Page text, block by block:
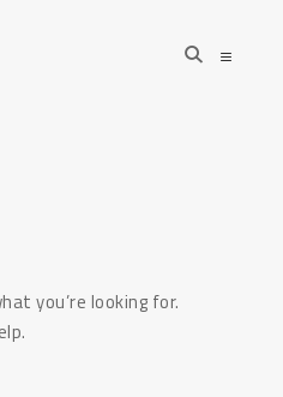
open
search
open
you’re looking for.